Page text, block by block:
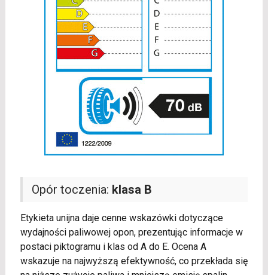
Opór toczenia: klasa B
Etykieta unijna daje cenne wskazówki dotyczące
wydajności paliwowej opon, prezentując informacje w
postaci piktogramu i klas od A do E. Ocena A
wskazuje na najwyższą efektywność, co przekłada się